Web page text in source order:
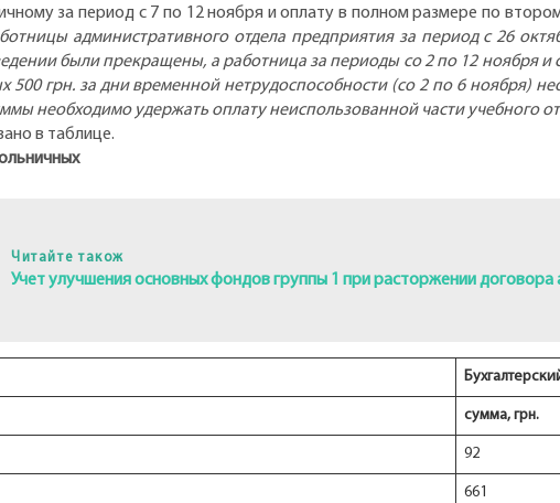
за период с 7 по 12 ноября и оплату в полном размере по
административного отдела предприятия за период с 26
были прекращены, а работница за периоды со 2 по 12 ноября
грн. за дни временной нетрудоспособности (со 2 по 6 ноября)
необходимо удержать оплату неиспользованной части учебного
в таблице.
Читайте також
Учет улучшения основных фондов группы 1 при расторжении договора
сумма, грн.
92
661